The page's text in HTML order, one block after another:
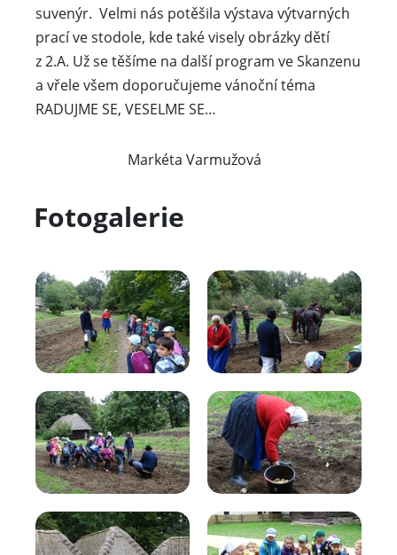
suvenýr. Velmi nás potěšila výstava výtvarných
prací ve stodole, kde také visely obrázky dětí
z 2.A. Už se těšíme na další program ve Skanzenu
a vřele všem doporučujeme vánoční téma
RADUJME SE, VESELME SE…
Markéta Varmužová
Fotogalerie